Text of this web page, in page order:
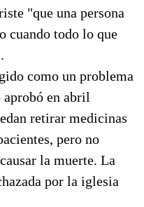
"que una persona
cuando todo lo que
como un problema
en abril
retirar medicinas
pero no
la muerte. La
por la iglesia